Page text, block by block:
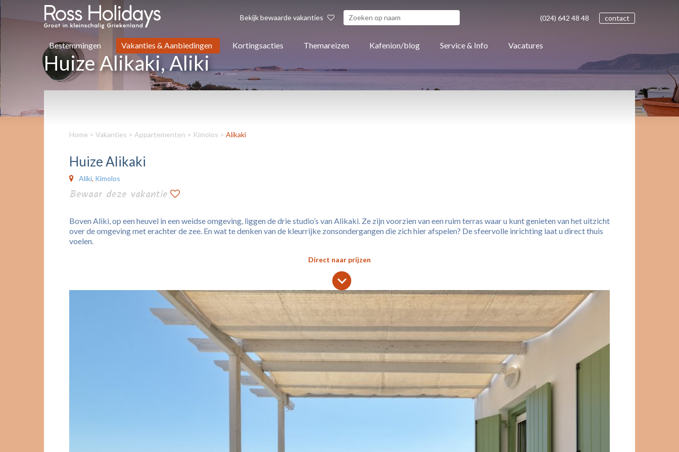
Bekijk bewaarde vakanties (024) 642 48 48 contact
Bestemmingen Vakanties & Aanbiedingen Kortingsacties Themareizen Kafenion/blog Service & Info Vacatures
Huize Alikaki, Aliki
Home > Vakanties > Appartementen > Kimolos > Alikaki
Huize Alikaki
Aliki, Kimolos
Bewaar deze vakantie
Boven Aliki, op een heuvel in een weidse omgeving, liggen de drie studio’s van Alikaki. Ze zijn voorzien van een ruim terras waar u kunt genieten van het uitzicht
over de omgeving met erachter de zee. En wat te denken van de kleurrijke zonsondergangen die zich hier afspelen? De sfeervolle inrichting laat u direct thuis
voelen.
Direct naar prijzen
lens
keyboard_arrow_down